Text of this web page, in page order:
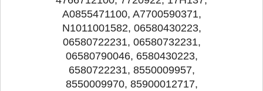
A0855471100, A7700590371,
N1011001582, 06580430223,
06580722231, 06580732231,
06580790046, 6580430223,
6580722231, 8550009957,
8550009970, 85900012717,